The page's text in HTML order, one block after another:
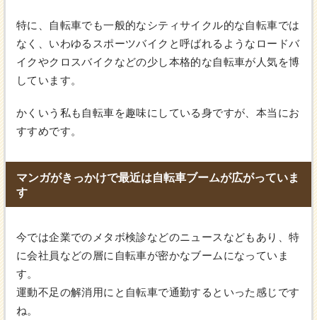
特に、自転車でも一般的なシティサイクル的な自転車では
なく、いわゆるスポーツバイクと呼ばれるようなロードバ
イクやクロスバイクなどの少し本格的な自転車が人気を博
しています。
かくいう私も自転車を趣味にしている身ですが、本当にお
すすめです。
マンガがきっかけで最近は自転車ブームが広がっていま
す
今では企業でのメタボ検診などのニュースなどもあり、特
に会社員などの層に自転車が密かなブームになっていま
す。
運動不足の解消用にと自転車で通勤するといった感じです
ね。